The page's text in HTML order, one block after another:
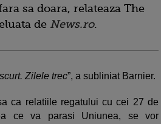
sa doara, relateaza The
de News.ro.
Zilele trec”, a subliniat Barnier.
ca relatiile regatului cu cei 27 de
ce va parasi Uniunea, se vor